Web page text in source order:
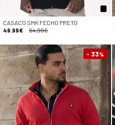
CASACO SMK FECHO PRETO
49.99€
64.99€
- 33%